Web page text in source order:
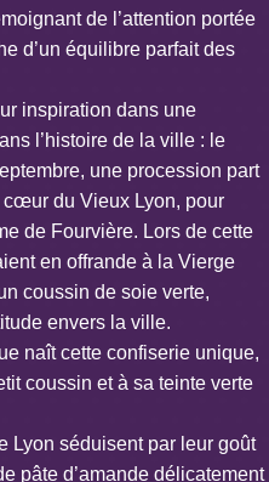
de l’attention portée
d’un équilibre parfait des
inspiration dans une
l’histoire de la ville : le
une procession part
du Vieux Lyon, pour
de Fourvière. Lors de cette
en offrande à la Vierge
coussin de soie verte,
envers la ville.
naît cette confiserie unique,
coussin et à sa teinte verte
Lyon séduisent par leur goût
pâte d’amande délicatement